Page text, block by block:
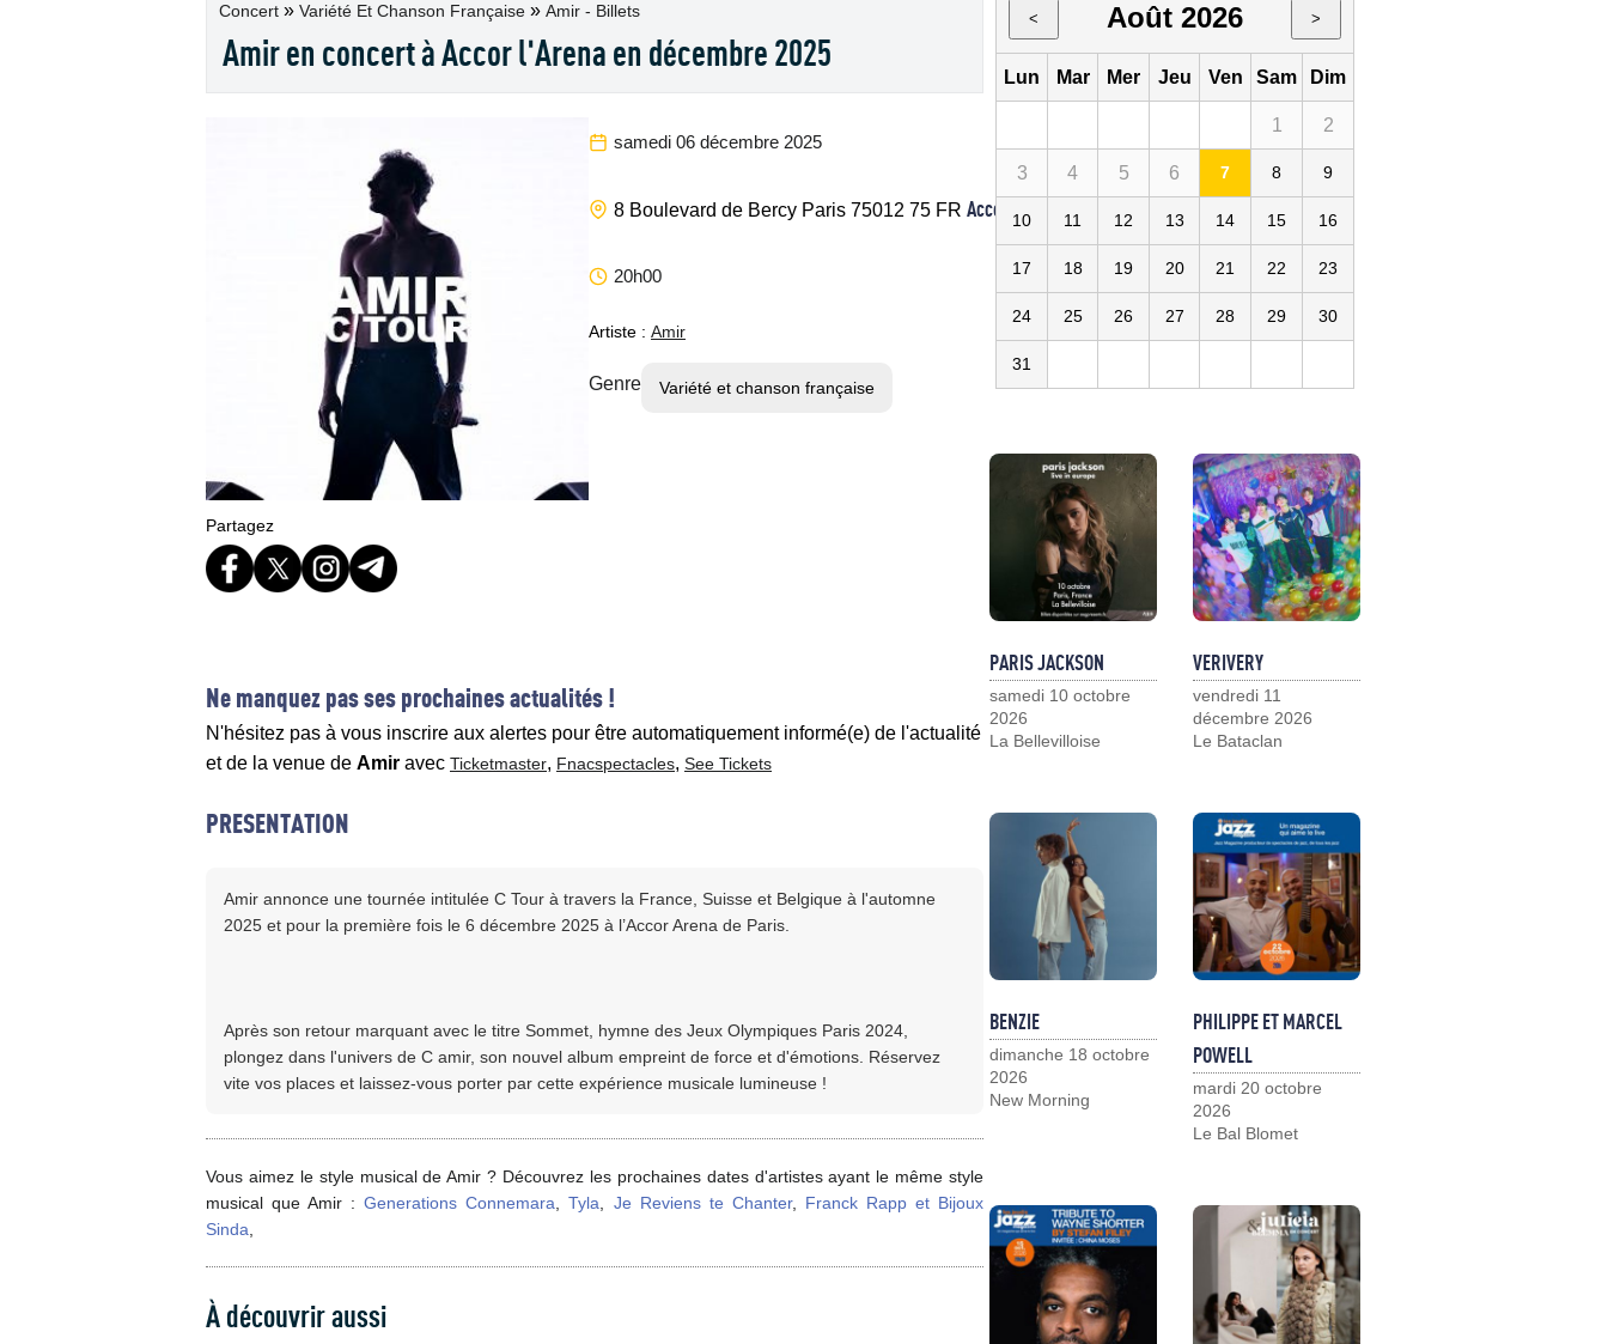
Concert » Variété Et Chanson Française » Amir - Billets
Amir en concert à Accor l'Arena en décembre 2025
samedi 06 décembre 2025
8 Boulevard de Bercy Paris 75012 75 FR Accor Arena
20h00
Artiste : Amir
Genre Variété et chanson française
Partagez
Ne manquez pas ses prochaines actualités !
N'hésitez pas à vous inscrire aux alertes pour être automatiquement informé(e) de l'actualité
et de la venue de Amir avec Ticketmaster, Fnacspectacles, See Tickets
PRESENTATION
Amir annonce une tournée intitulée C Tour à travers la France, Suisse et Belgique à l'automne
2025 et pour la première fois le 6 décembre 2025 à l’Accor Arena de Paris.
Après son retour marquant avec le titre Sommet, hymne des Jeux Olympiques Paris 2024,
plongez dans l'univers de C amir, son nouvel album empreint de force et d'émotions. Réservez
vite vos places et laissez-vous porter par cette expérience musicale lumineuse !
Vous aimez le style musical de Amir ? Découvrez les prochaines dates d'artistes ayant le même style
musical que Amir :Generations Connemara ,Tyla Je Reviens te Chanter, Franck Rapp et Bijoux
Sinda
À découvrir aussi
< Août 2026 >
Lun Mar Mer Jeu Ven Sam Dim
1 2
3 4 5 6 7 8 9
10 11 12 13 14 15 16
17 18 19 20 21 22 23
24 25 26 27 28 29 30
31
PARIS JACKSON
samedi 10 octobre
2026
La Bellevilloise
VERIVERY
vendredi 11
décembre 2026
Le Bataclan
BENZIE
dimanche 18 octobre
2026
New Morning
PHILIPPE ET MARCEL
POWELL
mardi 20 octobre
2026
Le Bal Blomet